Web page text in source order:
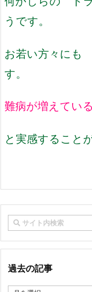
うです。
お若い方々にも
す。
難病が増えてい
と実感すること
過去の記事